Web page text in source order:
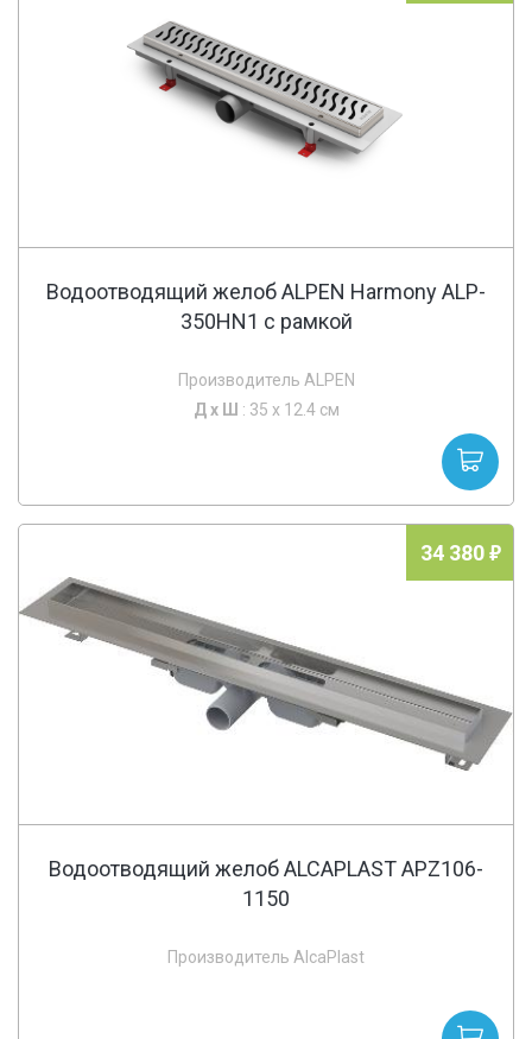
Водоотводящий желоб ALPEN Harmony ALP-
350HN1 с рамкой
Производитель ALPEN
Д х Ш : 35 x 12.4 см
34 380
Водоотводящий желоб ALCAPLAST APZ106-
1150
Производитель AlcaPlast